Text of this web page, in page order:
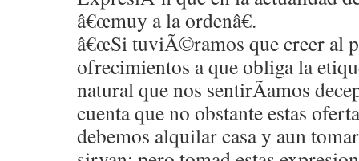
â€œmuy a la ordenâ€.
â€œSi tuviÃ©ramos que creer al
ofrecimientos a que obliga la
natural que nos sentirÃ­amos
cuenta que no obstante estas
debemos alquilar casa y aun